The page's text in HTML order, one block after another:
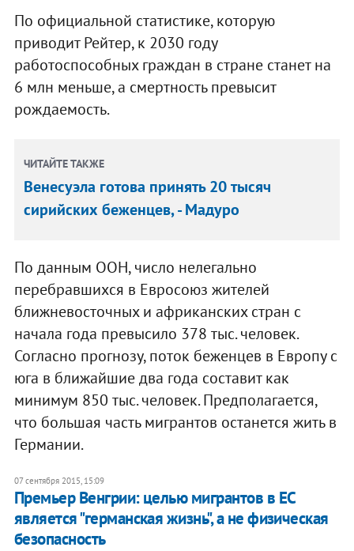
По официальной статистике, которую
приводит Рейтер, к 2030 году
работоспособных граждан в стране станет на
6 млн меньше, а смертность превысит
рождаемость.
ЧИТАЙТЕ ТАКЖЕ
Венесуэла готова принять 20 тысяч
сирийских беженцев, - Мадуро
По данным ООН, число нелегально
перебравшихся в Евросоюз жителей
ближневосточных и африканских стран с
начала года превысило 378 тыс. человек.
Согласно прогнозу, поток беженцев в Европу с
юга в ближайшие два года составит как
минимум 850 тыс. человек. Предполагается,
что большая часть мигрантов останется жить в
Германии.
07 сентября 2015, 15:09
Премьер Венгрии: целью мигрантов в ЕС
является "германская жизнь", а не физическая
безопасность